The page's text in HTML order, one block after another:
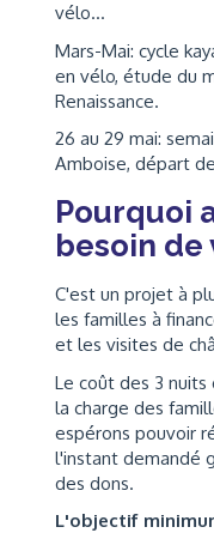
vélo...
Mars-Mai: cycle
en vélo, étude du
Renaissance.
26 au 29 mai:
Amboise, départ
Pourquoi
besoin de
C'est un projet à
les familles à
et les visites de
Le coût des 3
la charge des
espérons pouvoir
l'instant demandé
des dons.
L'objectif